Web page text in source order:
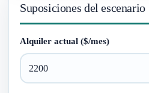
Suposiciones del escenario
Alquiler actual ($/mes)